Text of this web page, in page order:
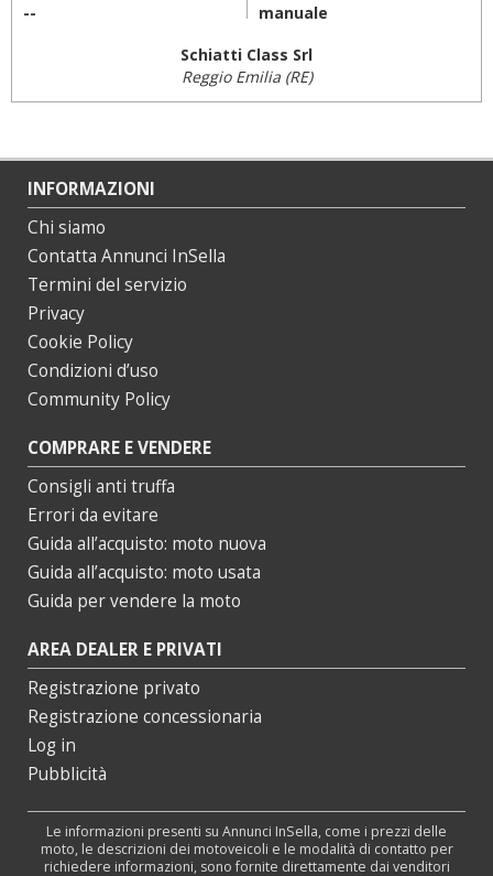
-- manuale
Schiatti Class Srl
Reggio Emilia (RE)
INFORMAZIONI
Chi siamo
Contatta Annunci InSella
Termini del servizio
Privacy
Cookie Policy
Condizioni d’uso
Community Policy
COMPRARE E VENDERE
Consigli anti truffa
Errori da evitare
Guida all’acquisto: moto nuova
Guida all’acquisto: moto usata
Guida per vendere la moto
AREA DEALER E PRIVATI
Registrazione privato
Registrazione concessionaria
Log in
Pubblicità
Le informazioni presenti su Annunci InSella, come i prezzi delle
moto, le descrizioni dei motoveicoli e le modalità di contatto per
richiedere informazioni, sono fornite direttamente dai venditori